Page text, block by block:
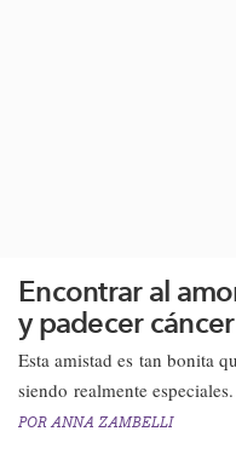
Encontrar al
y padecer
Esta amistad es tan bonita
siendo realmente especiales. ​
PORANNA ZAMBELLI